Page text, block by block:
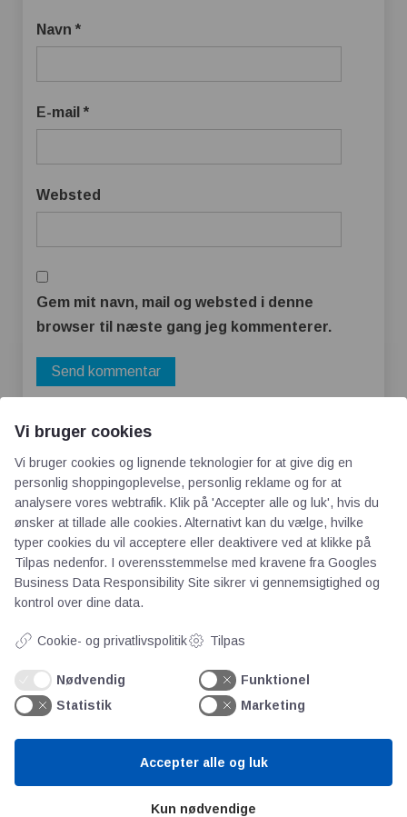
Navn *
E-mail *
Websted
Gem mit navn, mail og websted i denne
browser til næste gang jeg kommenterer.
AOT
Om os
Kontakt
Persondata
Videncentre
Teknologisk Institut
Vi bruger cookies
Vi bruger cookies og lignende teknologier for at give dig en
personlig shoppingoplevelse, personlig reklame og for at
analysere vores webtrafik. Klik på 'Accepter alle og luk', hvis du
ønsker at tillade alle cookies. Alternativt kan du vælge, hvilke
typer cookies du vil acceptere eller deaktivere ved at klikke på
Tilpas nedenfor. I overensstemmelse med kravene fra Googles
Business Data Responsibility Site sikrer vi gennemsigtighed og
kontrol over dine data.
Cookie- og privatlivspolitik Tilpas
Nødvendig
Funktionel
Statistik
Marketing
Kun nødvendige
Accepter alle og luk